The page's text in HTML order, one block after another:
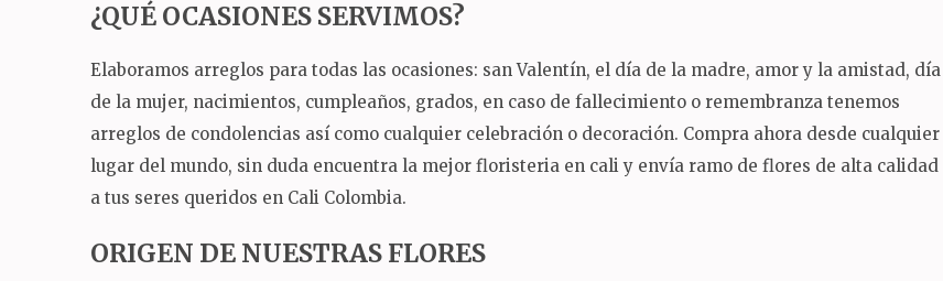
¿QUÉ OCASIONES SERVIMOS?
Elaboramos arreglos para todas las ocasiones: san Valentín, el día de la madre, amor y la amistad, día
de la mujer, nacimientos, cumpleaños, grados, en caso de fallecimiento o remembranza tenemos
arreglos de condolencias así como cualquier celebración o decoración. Compra ahora desde cualquier
lugar del mundo, sin duda encuentra la mejor floristeria en cali y envía ramo de flores de alta calidad
a tus seres queridos en Cali Colombia.
ORIGEN DE NUESTRAS FLORES